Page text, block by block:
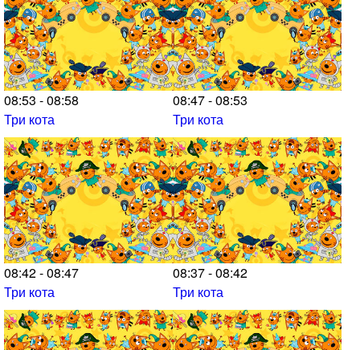
08:53 - 08:58
Три кота
08:47 - 08:53
Три кота
08:42 - 08:47
Три кота
08:37 - 08:42
Три кота